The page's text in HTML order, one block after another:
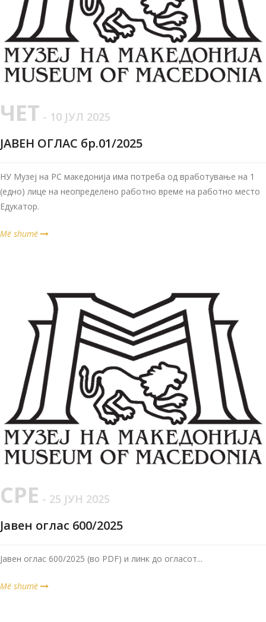
ЧЕТ - 10 ЈУЛ 2025
ЈАВЕН ОГЛАС бр.01/2025
НУ Музеј на РС македонија има потреба од вработување на 1
(едно) лице на неопределено работно време на работно место
Едукатор.
Më shumë
СРЕ - 25 ЈУН 2025
Јавен оглас 600/2025
Јавен оглас 600/2025 (во PDF) и линк до огласот...
Më shumë